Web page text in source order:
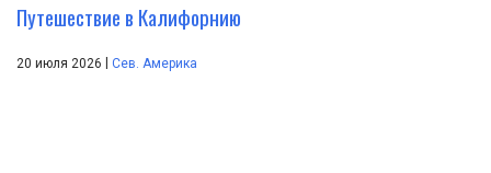
Путешествие в Калифорнию
20 июля 2026 | Сев. Америка